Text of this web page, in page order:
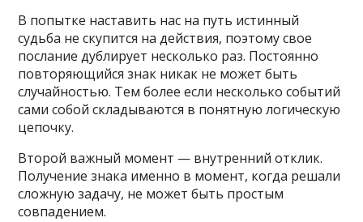
В попытке наставить нас на путь истинный
судьба не скупится на действия, поэтому свое
послание дублирует несколько раз. Постоянно
повторяющийся знак никак не может быть
случайностью. Тем более если несколько событий
сами собой складываются в понятную логическую
цепочку.
Второй важный момент — внутренний отклик.
Получение знака именно в момент, когда решали
сложную задачу, не может быть простым
совпадением.